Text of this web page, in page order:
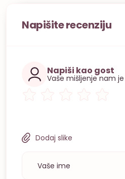
Napišite recenziju
Napiši kao gost
Vaše mišljenje nam
Dodaj slike